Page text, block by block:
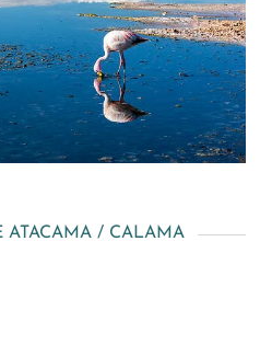
ATACAMA / CALAMA